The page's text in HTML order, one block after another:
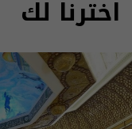
اخترنا لك